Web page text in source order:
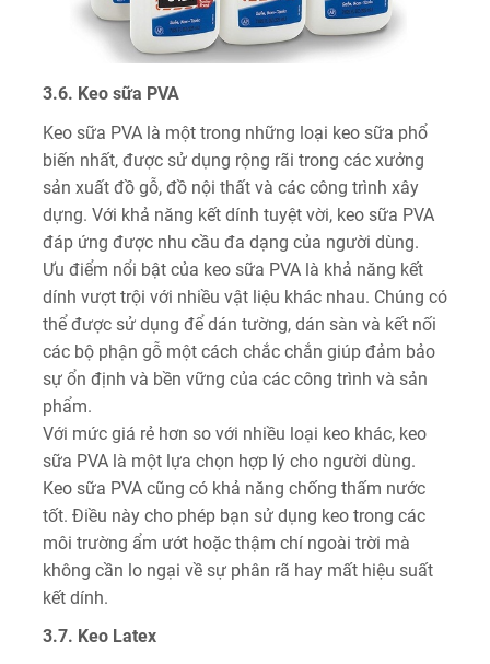
3.6. Keo sữa PVA
Keo sữa PVA là một trong những loại keo sữa phổ
biến nhất, được sử dụng rộng rãi trong các xưởng
sản xuất đồ gỗ, đồ nội thất và các công trình xây
dựng. Với khả năng kết dính tuyệt vời, keo sữa PVA
đáp ứng được nhu cầu đa dạng của người dùng.
Ưu điểm nổi bật của keo sữa PVA là khả năng kết
dính vượt trội với nhiều vật liệu khác nhau. Chúng có
thể được sử dụng để dán tường, dán sàn và kết nối
các bộ phận gỗ một cách chắc chắn giúp đảm bảo
sự ổn định và bền vững của các công trình và sản
phẩm.
Với mức giá rẻ hơn so với nhiều loại keo khác, keo
sữa PVA là một lựa chọn hợp lý cho người dùng.
Keo sữa PVA cũng có khả năng chống thấm nước
tốt. Điều này cho phép bạn sử dụng keo trong các
môi trường ẩm ướt hoặc thậm chí ngoài trời mà
không cần lo ngại về sự phân rã hay mất hiệu suất
kết dính.
3.7. Keo Latex